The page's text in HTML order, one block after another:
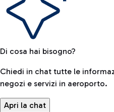
Di cosa hai bisogno?
Chiedi in chat tutte le
negozi e servizi in aeroporto.
Apri la chat